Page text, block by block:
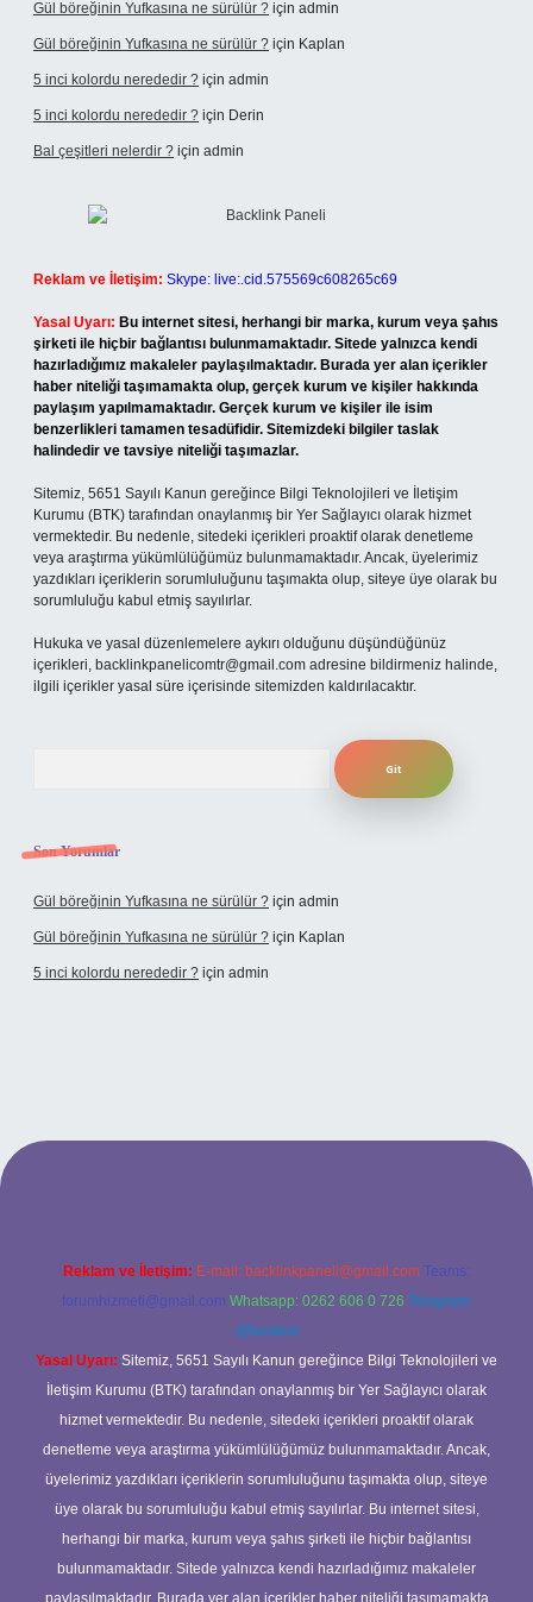
Gül böreğinin Yufkasına ne sürülür ? için admin
Gül böreğinin Yufkasına ne sürülür ? için Kaplan
5 inci kolordu nerededir ? için admin
5 inci kolordu nerededir ? için Derin
Bal çeşitleri nelerdir ? için admin
Reklam ve İletişim: Skype: live:.cid.575569c608265c69
Yasal Uyarı: Bu internet sitesi, herhangi bir marka, kurum veya şahıs
şirketi ile hiçbir bağlantısı bulunmamaktadır. Sitede yalnızca kendi
hazırladığımız makaleler paylaşılmaktadır. Burada yer alan içerikler
haber niteliği taşımamakta olup, gerçek kurum ve kişiler hakkında
paylaşım yapılmamaktadır. Gerçek kurum ve kişiler ile isim
benzerlikleri tamamen tesadüfidir. Sitemizdeki bilgiler taslak
halindedir ve tavsiye niteliği taşımazlar.
Sitemiz, 5651 Sayılı Kanun gereğince Bilgi Teknolojileri ve İletişim
Kurumu (BTK) tarafından onaylanmış bir Yer Sağlayıcı olarak hizmet
vermektedir. Bu nedenle, sitedeki içerikleri proaktif olarak denetleme
veya araştırma yükümlülüğümüz bulunmamaktadır. Ancak, üyelerimiz
yazdıkları içeriklerin sorumluluğunu taşımakta olup, siteye üye olarak bu
sorumluluğu kabul etmiş sayılırlar.
Hukuka ve yasal düzenlemelere aykırı olduğunu düşündüğünüz
içerikleri, backlinkpanelicomtr@gmail.com adresine bildirmeniz halinde,
ilgili içerikler yasal süre içerisinde sitemizden kaldırılacaktır.
Son Yorumlar
Gül böreğinin Yufkasına ne sürülür ? için admin
Gül böreğinin Yufkasına ne sürülür ? için Kaplan
5 inci kolordu nerededir ? için admin
Reklam ve İletişim: E-mail: backlinkpaneli@gmail.com Teams:
forumhizmeti@gmail.com Whatsapp: 0262 606 0 726 Telegram:
@karabul
Yasal Uyarı: Sitemiz, 5651 Sayılı Kanun gereğince Bilgi Teknolojileri ve
İletişim Kurumu (BTK) tarafından onaylanmış bir Yer Sağlayıcı olarak
hizmet vermektedir. Bu nedenle, sitedeki içerikleri proaktif olarak
denetleme veya araştırma yükümlülüğümüz bulunmamaktadır. Ancak,
üyelerimiz yazdıkları içeriklerin sorumluluğunu taşımakta olup, siteye
üye olarak bu sorumluluğu kabul etmiş sayılırlar. Bu internet sitesi,
herhangi bir marka, kurum veya şahıs şirketi ile hiçbir bağlantısı
bulunmamaktadır. Sitede yalnızca kendi hazırladığımız makaleler
paylaşılmaktadır. Burada yer alan içerikler haber niteliği taşımamakta